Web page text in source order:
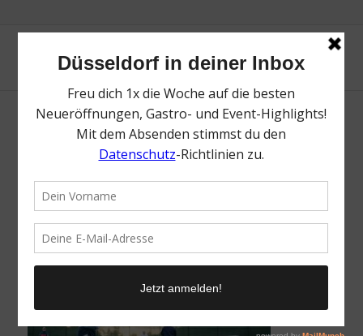
Clubsport – Top Clubsport Spots in
j-schiemann unsplash